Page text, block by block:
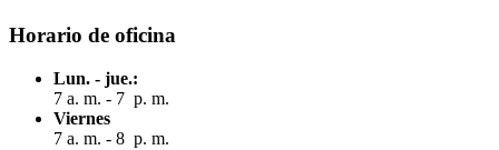
Horario de oficina
Lun. - jue.:
7 a. m. - 7 p. m.
Viernes
7 a. m. - 8 p. m.